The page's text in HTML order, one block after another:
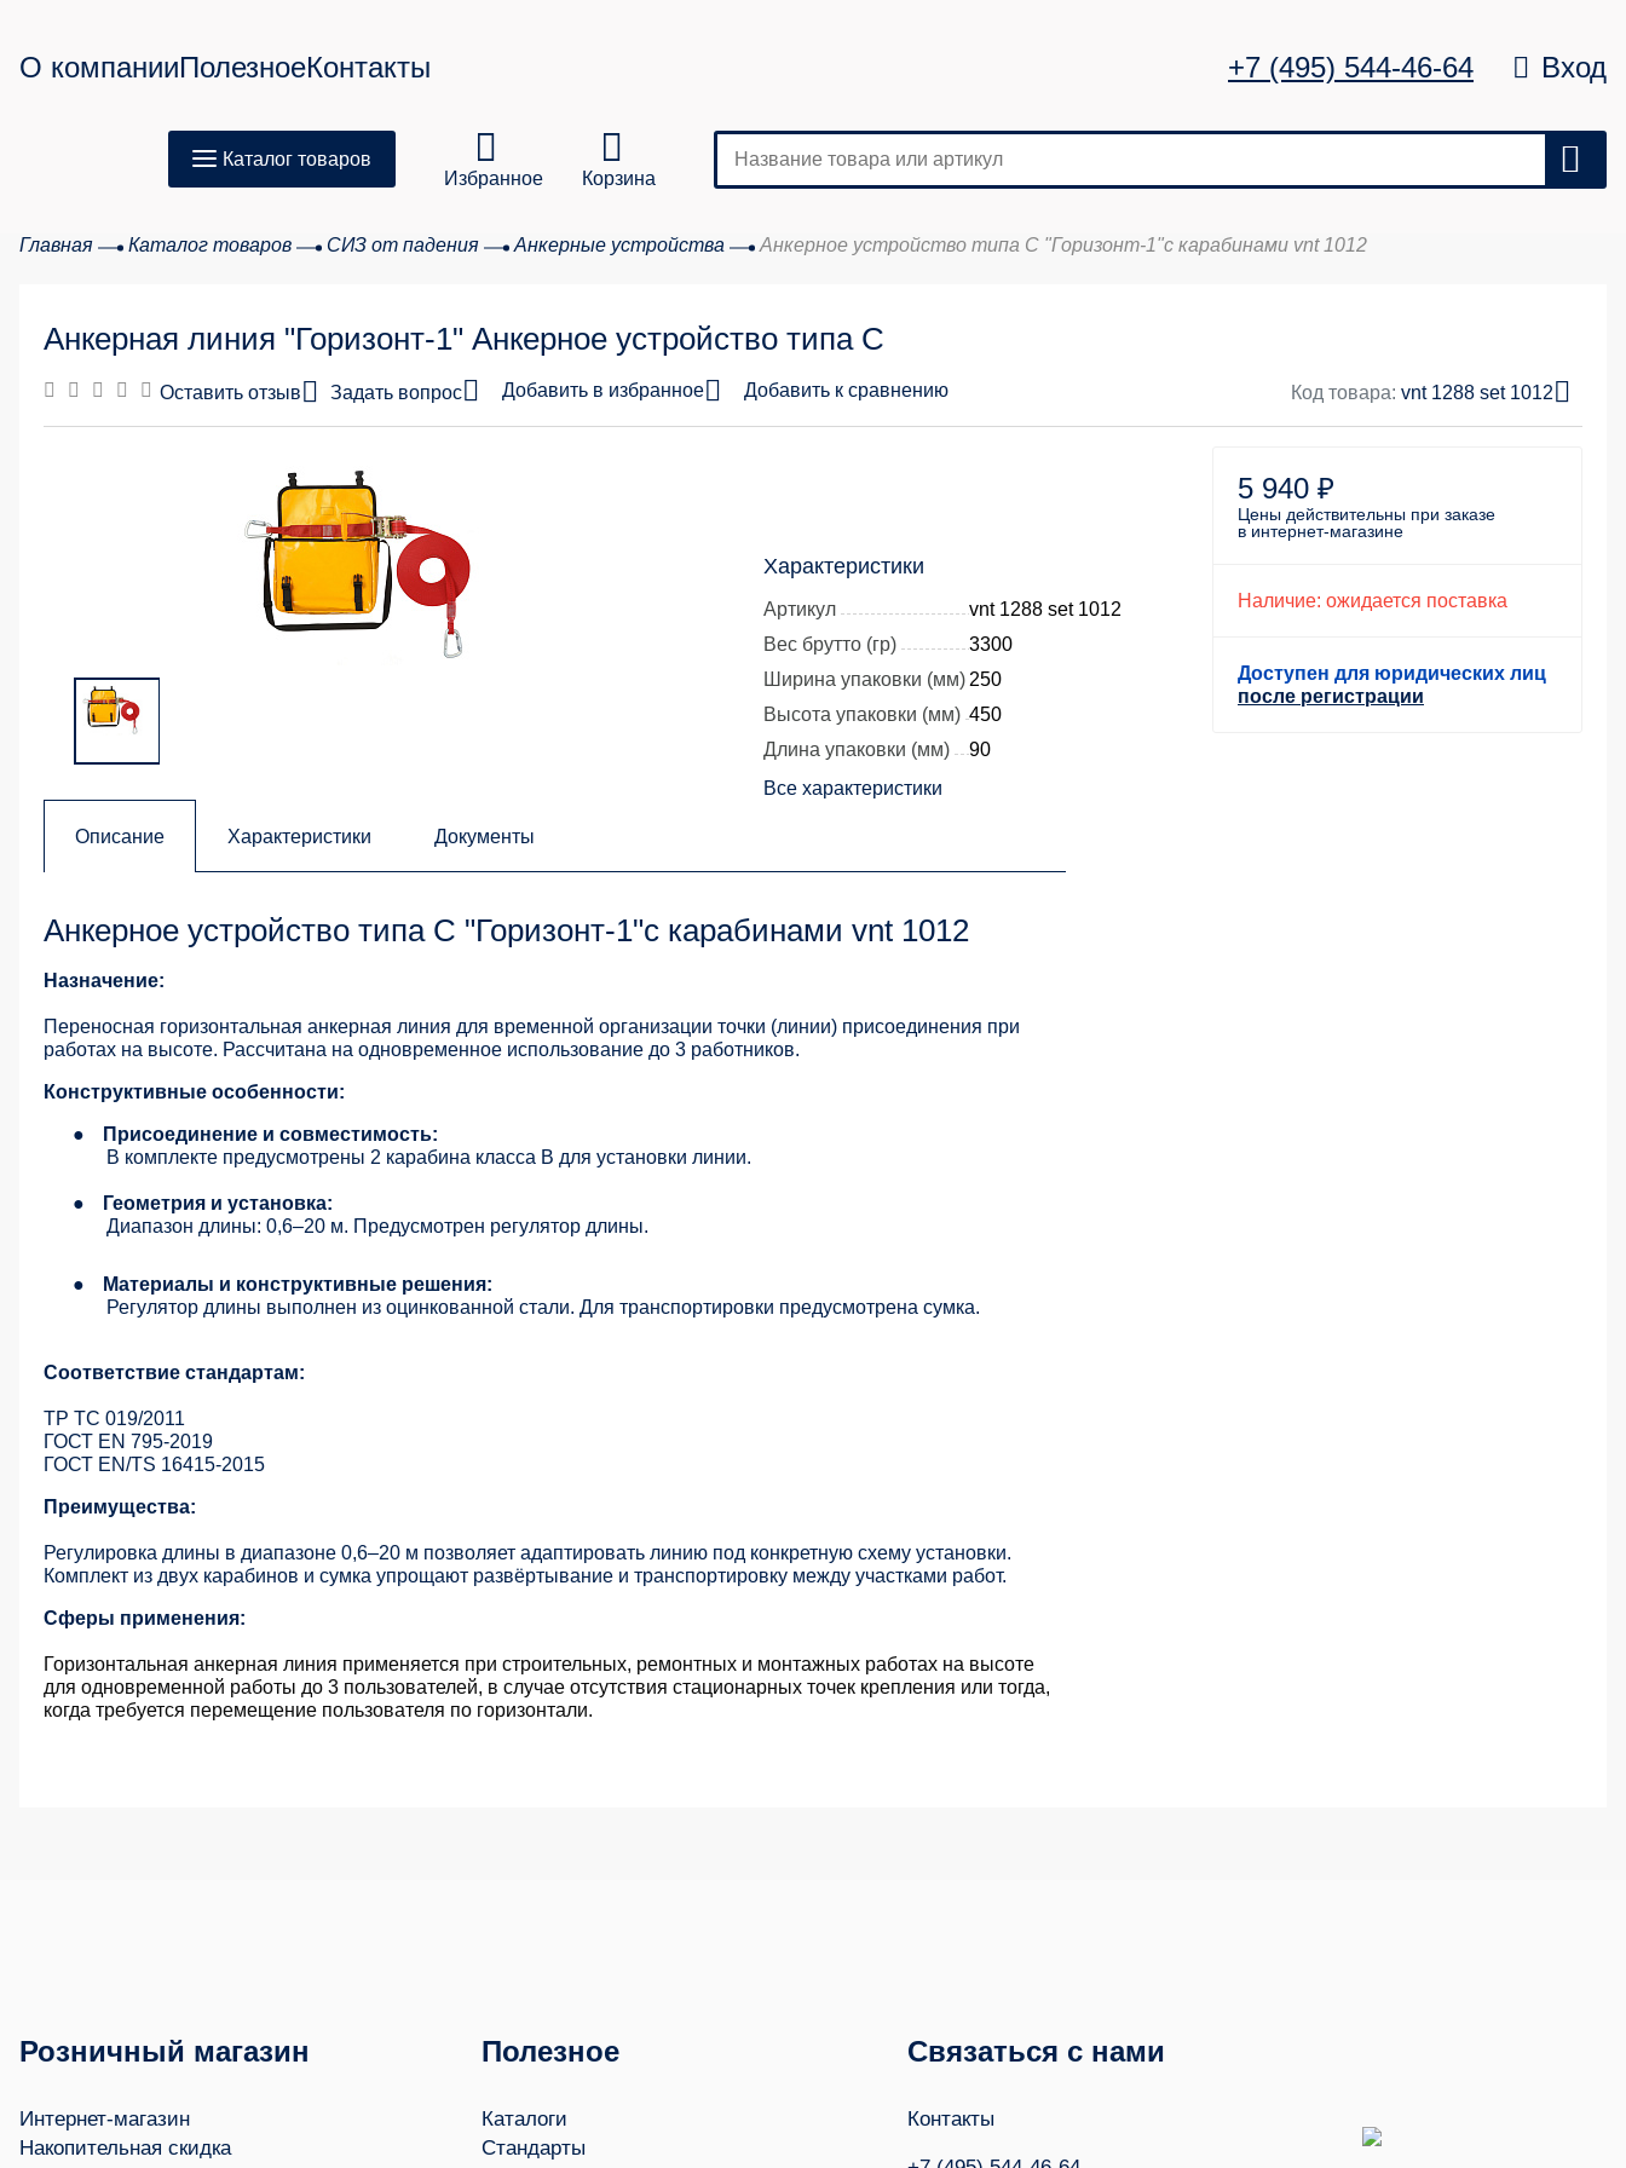
О компанииПолезноеКонтакты +7 (495) 544-46-64 Вход
Каталог товаров
Избранное
Корзина
Сумма заказа:
Главная Каталог товаров СИЗ от падения Анкерные устройства Анкерное устройство типа С "Горизонт-1"с карабинами vnt 1012
Анкерная линия "Горизонт-1" Анкерное устройство типа С
Оставить отзыв Задать вопрос Добавить в избранное Добавить к сравнению Код товара: vnt 1288 set 1012
Характеристики
Артикул
vnt 1288 set 1012
Вес брутто (гр)
3300
Ширина упаковки (мм) 250
Высота упаковки (мм) 450
Длина упаковки (мм)
90
Все характеристики
5 940 ₽
Цены действительны при заказе
в интернет-магазине
Наличие: ожидается поставка
Доступен для юридических лиц
после регистрации
Описание Характеристики Документы
Анкерное устройство типа С "Горизонт-1"с карабинами vnt 1012
Назначение:
Переносная горизонтальная анкерная линия для временной организации точки (линии) присоединения при
работах на высоте. Рассчитана на одновременное использование до 3 работников.
Конструктивные особенности:
●
Присоединение и совместимость:
В комплекте предусмотрены 2 карабина класса В для установки линии.
●
Геометрия и установка:
Диапазон длины: 0,6–20 м. Предусмотрен регулятор длины.
●
Материалы и конструктивные решения:
Регулятор длины выполнен из оцинкованной стали. Для транспортировки предусмотрена сумка.
Соответствие стандартам:
ТР ТС 019/2011
ГОСТ EN 795-2019
ГОСТ EN/TS 16415-2015
Преимущества:
Регулировка длины в диапазоне 0,6–20 м позволяет адаптировать линию под конкретную схему установки.
Комплект из двух карабинов и сумка упрощают развёртывание и транспортировку между участками работ.
Сферы применения:
Горизонтальная анкерная линия применяется при строительных, ремонтных и монтажных работах на высоте
для одновременной работы до 3 пользователей, в случае отсутствия стационарных точек крепления или тогда,
когда требуется перемещение пользователя по горизонтали.
Розничный магазин
Интернет-магазин
Накопительная скидка
Полезное
Каталоги
Стандарты
Связаться с нами
Контакты